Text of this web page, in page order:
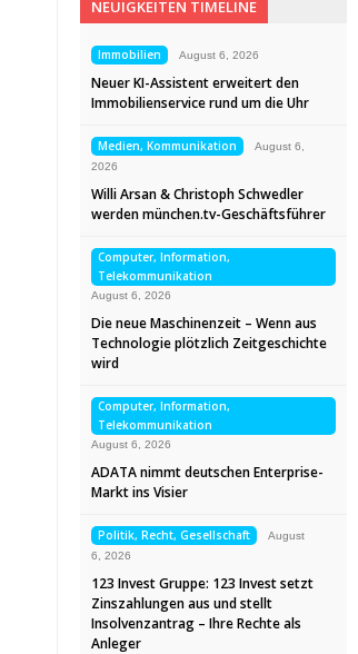
NEUIGKEITEN TIMELINE
Immobilien August 6, 2026
Neuer KI-Assistent erweitert den
Immobilienservice rund um die Uhr
Medien, Kommunikation
August 6,
2026
Willi Arsan & Christoph Schwedler
werden münchen.tv-Geschäftsführer
Computer, Information,
Telekommunikation
August 6, 2026
Die neue Maschinenzeit – Wenn aus
Technologie plötzlich Zeitgeschichte
wird
Computer, Information,
Telekommunikation
August 6, 2026
ADATA nimmt deutschen Enterprise-
Markt ins Visier
Politik, Recht, Gesellschaft
August
6, 2026
123 Invest Gruppe: 123 Invest setzt
Zinszahlungen aus und stellt
Insolvenzantrag – Ihre Rechte als
Anleger